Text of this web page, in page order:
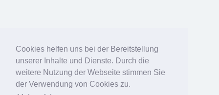
Cookies helfen uns bei der Bereitstellung
unserer Inhalte und Dienste. Durch die
weitere Nutzung der Webseite stimmen Sie
der Verwendung von Cookies zu.